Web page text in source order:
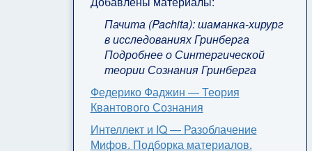
Пачита (Pachita): шаманка-хирург
в исследованиях Гринберга
Подробнее о Синтергической
теории Сознания Гринберга
Федерико Фаджин — Теория
Квантового Сознания
Интеллект и IQ — Разоблачение
Мифов. Подборка материалов.